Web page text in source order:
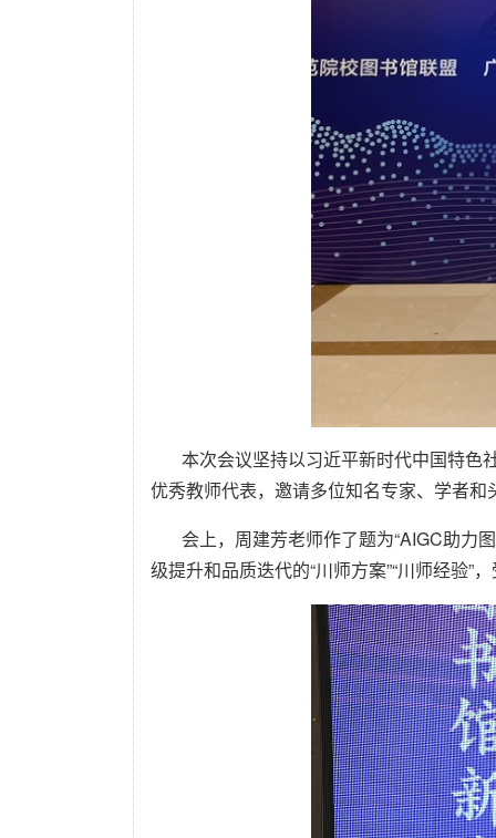
本次会议坚持以习近平新时代中国特色
优秀教师代表，邀请多位知名专家、学者
会上，周建芳老师作了题为“AIGC助力
级提升和品质迭代的“川师方案”“川师经验”